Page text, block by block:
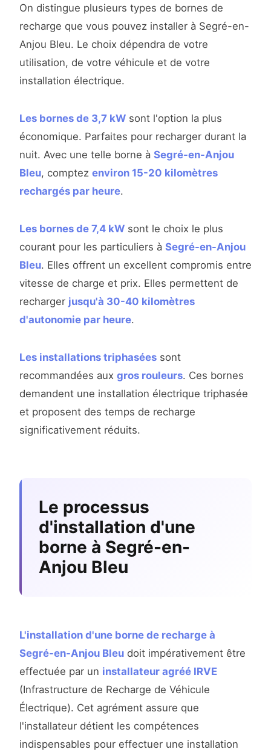
On distingue plusieurs types de bornes de
recharge que vous pouvez installer à Segré-en-
Anjou Bleu. Le choix dépendra de votre
utilisation, de votre véhicule et de votre
installation électrique.
Les bornes de 3,7 kW sont l'option la plus
économique. Parfaites pour recharger durant la
nuit. Avec une telle borne à Segré-en-Anjou
Bleu, comptez environ 15-20 kilomètres
rechargés par heure.
Les bornes de 7,4 kW sont le choix le plus
courant pour les particuliers à Segré-en-Anjou
Bleu. Elles offrent un excellent compromis entre
vitesse de charge et prix. Elles permettent de
recharger jusqu'à 30-40 kilomètres
d'autonomie par heure.
Les installations triphasées sont
recommandées aux gros rouleurs. Ces bornes
demandent une installation électrique triphasée
et proposent des temps de recharge
significativement réduits.
Le processus
d'installation d'une
borne à Segré-en-
Anjou Bleu
L'installation d'une borne de recharge à
Segré-en-Anjou Bleu doit impérativement être
effectuée par un installateur agréé IRVE
(Infrastructure de Recharge de Véhicule
Électrique). Cet agrément assure que
l'installateur détient les compétences
indispensables pour effectuer une installation